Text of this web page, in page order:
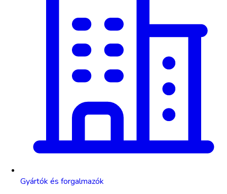
Gyártók és forgalmazók